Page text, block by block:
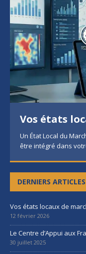
Vos états
Un État Local du
être intégré dans
DERNIERS ARTICLES
Vos états locaux de
12 février 2026
Le Centre d’Appui aux
30 juillet 2025